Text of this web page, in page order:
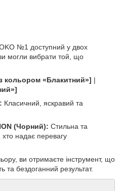
№1 доступний у двох
могли вибрати той, що
кольором «Блакитний»] |
Класичний, яскравий та
(Чорний): Стильна та
хто надає перевагу
ви отримаєте інструмент, що
та бездоганний результат.